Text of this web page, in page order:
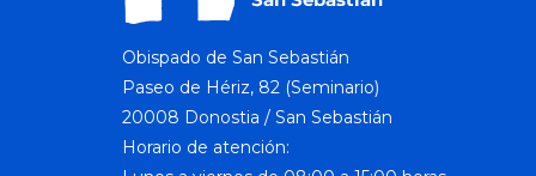
Obispado de San Sebastián
Paseo de Hériz, 82 (Seminario)
20008 Donostia / San Sebastián
Horario de atención: